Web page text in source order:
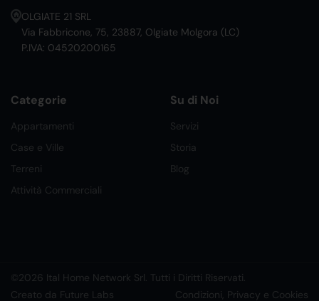
OLGIATE 21 SRL
Via Fabbricone, 75, 23887, Olgiate Molgora (LC)
P.IVA: 04520200165
Categorie
Appartamenti
Case e Ville
Terreni
Attività Commerciali
Su di Noi
Servizi
Storia
Blog
©2026 Ital Home Network Srl. Tutti i Diritti Riservati.
Creato da Future Labs
Condizioni, Privacy e Cookies